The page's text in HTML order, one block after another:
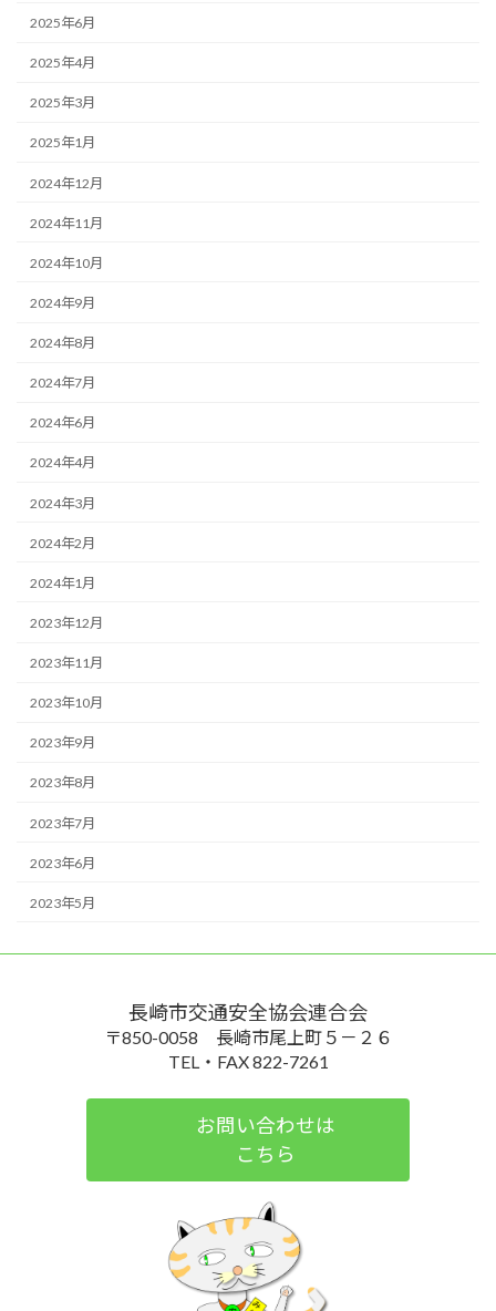
2025年6月
2025年4月
2025年3月
2025年1月
2024年12月
2024年11月
2024年10月
2024年9月
2024年8月
2024年7月
2024年6月
2024年4月
2024年3月
2024年2月
2024年1月
2023年12月
2023年11月
2023年10月
2023年9月
2023年8月
2023年7月
2023年6月
2023年5月
長崎市交通安全協会連合会
〒850-0058 長崎市尾上町５－２６
TEL・FAX 822-7261
お問い合わせは
こちら